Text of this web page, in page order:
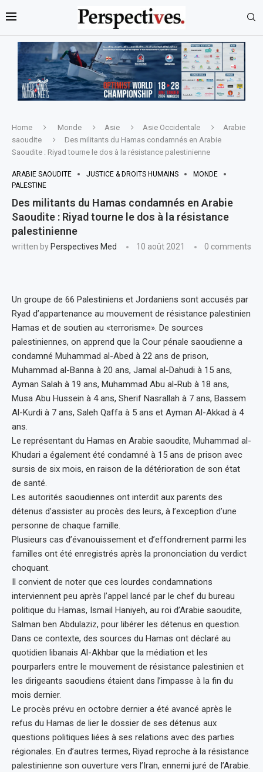
Home Monde Asie Asie Occidentale
Arabie
saoudite
Des militants du Hamas condamnés en Arabie
Saoudite : Riyad tourne le dos à la résistance palestinienne
ARABIE SAOUDITE JUSTICE & DROITS HUMAINS
MONDE
PALESTINE
Des militants du Hamas condamnés en Arabie
Saoudite : Riyad tourne le dos à la résistance
palestinienne
written by Perspectives Med 10 août 2021 0 comments
Un groupe de 66 Palestiniens et Jordaniens sont accusés par
Ryad d’appartenance au mouvement de résistance palestinien
Hamas et de soutien au «terrorisme». De sources
palestiniennes, on apprend que la Cour pénale saoudienne a
condamné Muhammad al-Abed à 22 ans de prison,
Muhammad al-Banna à 20 ans, Jamal al-Dahudi à 15 ans,
Ayman Salah à 19 ans, Muhammad Abu al-Rub à 18 ans,
Musa Abu Hussein à 4 ans, Sherif Nasrallah à 7 ans, Bassem
Al-Kurdi à 7 ans, Saleh Qaffa à 5 ans et Ayman Al-Akkad à 4
ans.
Le représentant du Hamas en Arabie saoudite, Muhammad al-
Khudari a également été condamné à 15 ans de prison avec
sursis de six mois, en raison de la détérioration de son état
de santé.
Les autorités saoudiennes ont interdit aux parents des
détenus d’assister au procès des leurs, à l’exception d’une
personne de chaque famille.
Plusieurs cas d’évanouissement et d’effondrement parmi les
familles ont été enregistrés après la prononciation du verdict
choquant.
Il convient de noter que ces lourdes condamnations
interviennent peu après l’appel lancé par le chef du bureau
politique du Hamas, Ismail Haniyeh, au roi d’Arabie saoudite,
Salman ben Abdulaziz, pour libérer les détenus en question.
Dans ce contexte, des sources du Hamas ont déclaré au
quotidien libanais Al-Akhbar que la médiation et les
pourparlers entre le mouvement de résistance palestinien et
les dirigeants saoudiens étaient dans l’impasse à la fin du
mois dernier.
Le procès prévu en octobre dernier a été avancé après le
refus du Hamas de lier le dossier de ses détenus aux
questions politiques liées à ses relations avec des parties
régionales. En d’autres termes, Riyad reproche à la résistance
palestinienne son ouverture vers l’Iran, ennemi juré de l’Arabie.